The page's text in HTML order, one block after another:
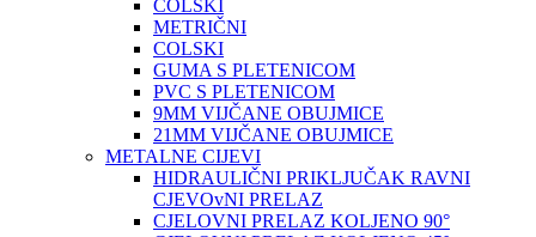
COLSKI
METRIČNI
COLSKI
GUMA S PLETENICOM
PVC S PLETENICOM
9MM VIJČANE OBUJMICE
21MM VIJČANE OBUJMICE
METALNE CIJEVI
HIDRAULIČNI PRIKLJUČAK RAVNI
CJEVOvNI PRELAZ
CJELOVNI PRELAZ KOLJENO 90°